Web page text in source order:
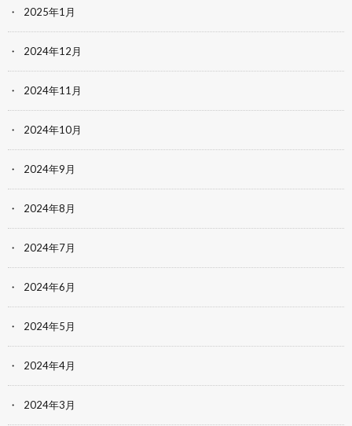
2025年1月
2024年12月
2024年11月
2024年10月
2024年9月
2024年8月
2024年7月
2024年6月
2024年5月
2024年4月
2024年3月